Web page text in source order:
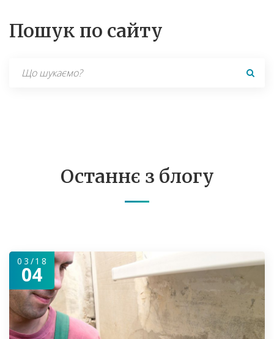
Пошук по сайту
Search
Останнє з блогу
03/18
04